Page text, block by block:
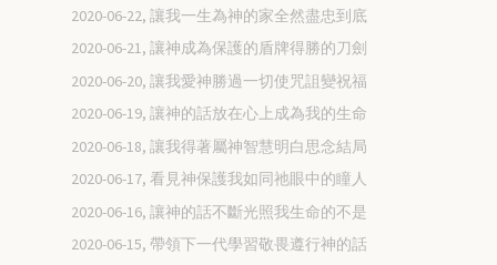
2020-06-22, 讓我一生為神的家全然盡忠到底
2020-06-21, 讓神成為保護的盾牌得勝的刀劍
2020-06-20, 讓我愛神勝過一切使咒詛變祝福
2020-06-19, 讓神的話放在心上成為我的生命
2020-06-18, 讓我得著屬神智慧明白思念結局
2020-06-17, 看見神保護我如同祂眼中的瞳人
2020-06-16, 讓神的話不斷光照我生命的不是
2020-06-15, 帶領下一代學習敬畏遵行神的話